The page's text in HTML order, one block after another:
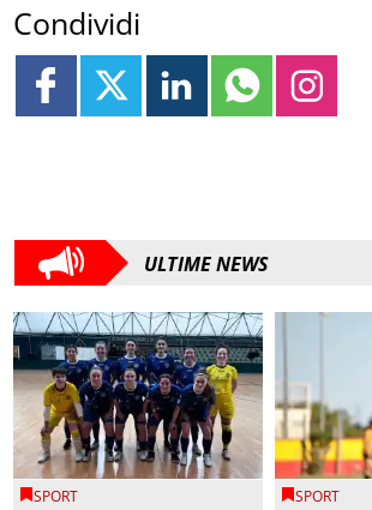
Condividi
ULTIME NEWS
SPORT SPORT